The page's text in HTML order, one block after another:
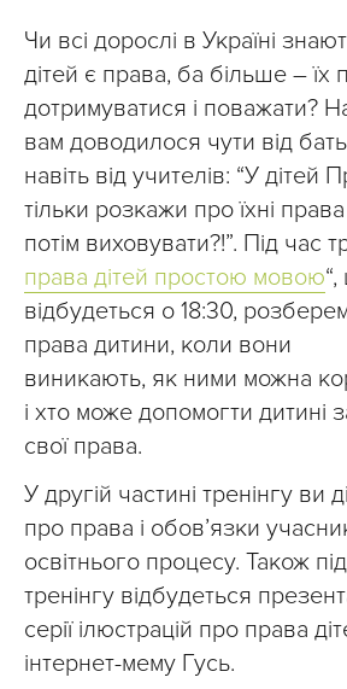
Чи всі дорослі в Україні
дітей є права, ба більше – їх
дотримуватися і поважати?
вам доводилося чути від
навіть від учителів: “У дітей
тільки розкажи про їхні права
потім виховувати?!”. Під час
права дітей простою мовою
відбудеться о 18:30,
права дитини, коли вони
виникають, як ними можна
і хто може допомогти дитині
свої права.
У другій частині тренінгу ви
про права і обов’язки
освітнього процесу. Також
тренінгу відбудеться
серії ілюстрацій про права
інтернет-мему Гусь.